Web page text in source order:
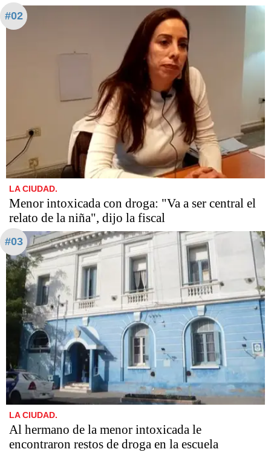
#02
LA CIUDAD.
Menor intoxicada con droga: "Va a ser central el
relato de la niña", dijo la fiscal
#03
LA CIUDAD.
Al hermano de la menor intoxicada le
encontraron restos de droga en la escuela